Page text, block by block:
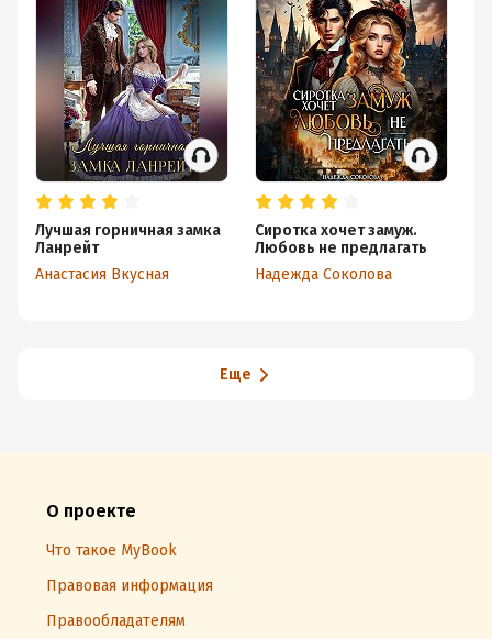
Лучшая горничная замка
Ланрейт
Анастасия Вкусная
Сиротка хочет замуж.
Любовь не предлагать
Надежда Соколова
Еще
О проекте
Что такое MyBook
Правовая информация
Правообладателям